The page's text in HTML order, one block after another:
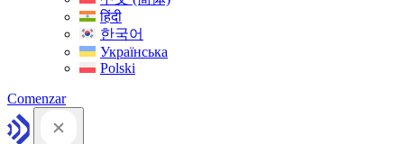
हिंदी
한국어
Українська
Polski
Comenzar